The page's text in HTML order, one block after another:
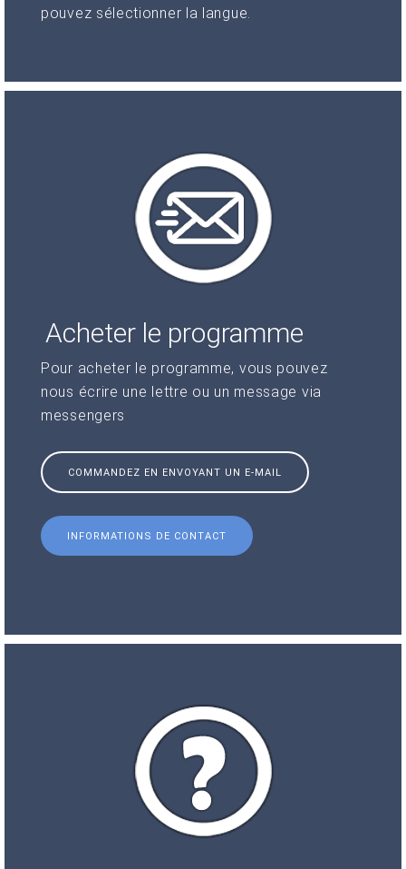
pouvez sélectionner la langue.
Acheter le programme
Pour acheter le programme, vous pouvez
nous écrire une lettre ou un message via
messengers
COMMANDEZ EN ENVOYANT UN E-MAIL
INFORMATIONS DE CONTACT